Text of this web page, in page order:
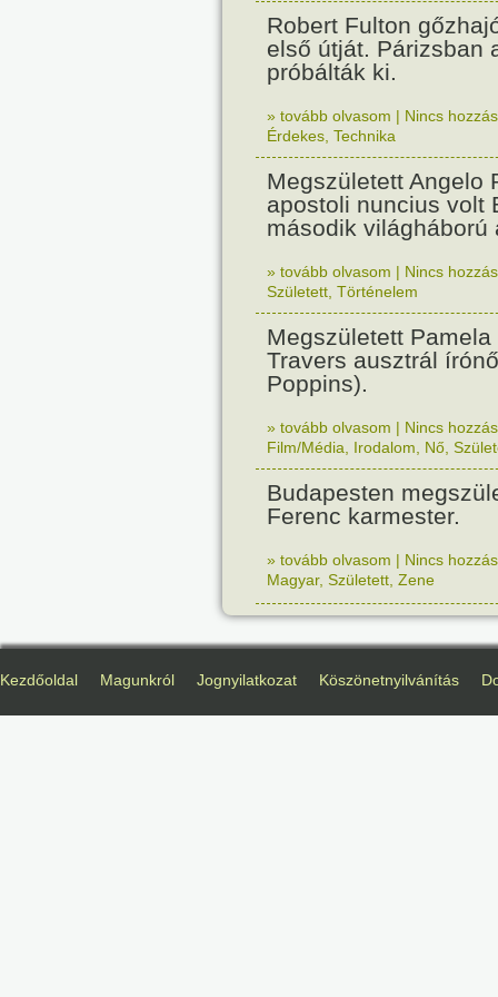
Robert Fulton
első útját. Párizsban
próbálták ki.
» tovább olvasom | Nincs
Érdekes Technika
Megszületett Angelo
apostoli nuncius volt
második világháború
» tovább olvasom | Nincs
Született Történelem
Megszületett Pamela
Travers ausztrál
Poppins).
» tovább olvasom | Nincs
Film/Média
Irodalom Nő
Budapesten
Ferenc karmester.
» tovább olvasom | Nincs
Magyar, Született Zene
Kezdőoldal Magunkról Jognyilatkozat Köszönetnyilvánítás